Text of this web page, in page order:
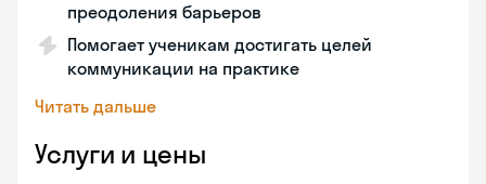
преодоления барьеров
Помогает ученикам достигать целей
коммуникации на практике
Читать дальше
Услуги и цены